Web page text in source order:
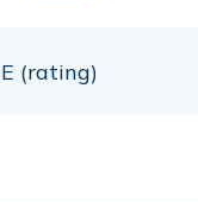
E (rating)